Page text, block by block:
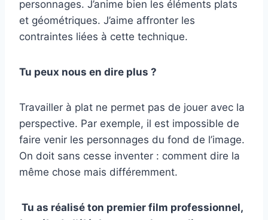
personnages. J’anime bien les éléments plats
et géométriques. J’aime affronter les
contraintes liées à cette technique.
Tu peux nous en dire plus ?
Travailler à plat ne permet pas de jouer avec la
perspective. Par exemple, il est impossible de
faire venir les personnages du fond de l’image.
On doit sans cesse inventer : comment dire la
même chose mais différemment.
Tu as réalisé ton premier film professionnel,